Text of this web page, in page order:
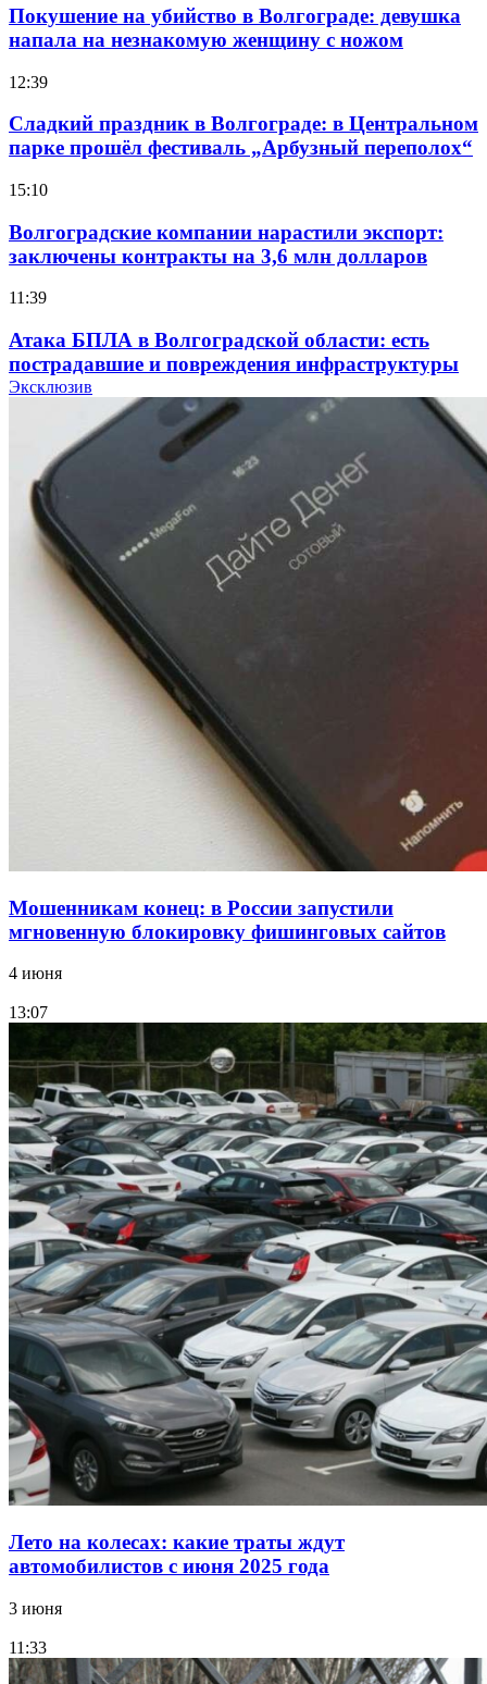
Покушение на убийство в Волгограде: девушка
напала на незнакомую женщину с ножом
12:39
Сладкий праздник в Волгограде: в Центральном
парке прошёл фестиваль „Арбузный переполох“
15:10
Волгоградские компании нарастили экспорт:
заключены контракты на 3,6 млн долларов
11:39
Атака БПЛА в Волгоградской области: есть
пострадавшие и повреждения инфраструктуры
Волгоградские вузы в топе зарплатного
рейтинга: ВолгГТУ и ВолгГМУ вошли в топ‑15
для химической отрасли и фармацевтики
18:39
В Красноармейском районе Волгограда стартует
конкурс на ремонт моста через Волго‑Донской
судоходный канал
Фестиваль #ТриЧетыре в Волгограде пройдёт
11–13 сентября в рамках Года единства народов
Эксклюзив
Мошенникам конец: в России запустили
мгновенную блокировку фишинговых сайтов
4 июня
13:07
Лето на колесах: какие траты ждут
автомобилистов с июня 2025 года
3 июня
11:33